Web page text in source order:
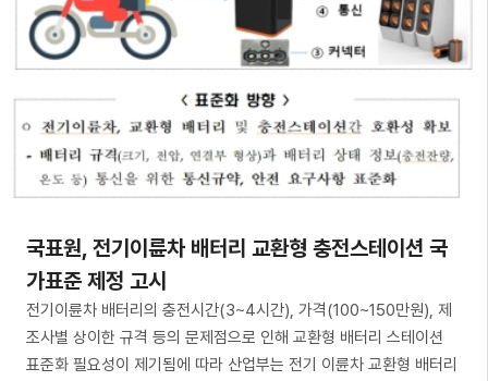
국표원, 전기이륜차 배터리 교환형 충전스테이션 국
가표준 제정 고시
전기이륜차 배터리의 충전시간(3~4시간), 가격(100~150만원), 제
조사별 상이한 규격 등의 문제점으로 인해 교환형 배터리 스테이션
표준화 필요성이 제기됨에 따라 산업부는 전기 이륜차 교환형 배터리